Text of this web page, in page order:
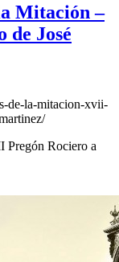
Mitación –
de José
de-la-mitacion-xvii-
Pregón Rociero a